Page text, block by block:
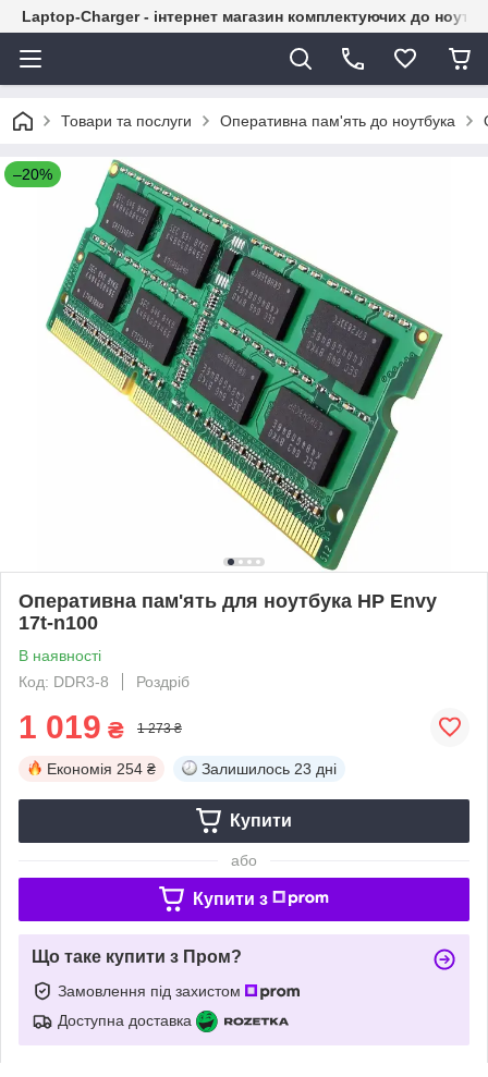
Laptop-Charger - інтернет магазин комплектуючих до
Товари та послуги Оперативна пам'ять до ноутбука
–20%
Оперативна пам'ять для ноутбука HP Envy
17t-n100
В наявності
Код: DDR3-8
Роздріб
1 019 ₴ 1 273 ₴
Економія 254 ₴ Залишилось 23 дні
Купити
або
Купити з
Що таке купити з Пром?
Замовлення під захистом
Доступна доставка